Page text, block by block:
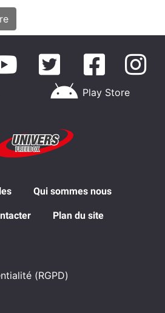
Play Store
Qui sommes nous
Plan du site
(RGPD)